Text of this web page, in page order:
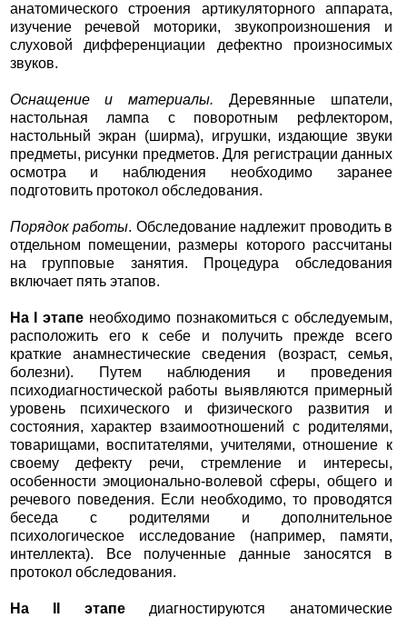
анатомического строения артикуляторного аппарата,
изучение речевой моторики, звукопроизношения и
слуховой дифференциации дефектно произносимых
звуков.
Оснащение и материалы. Деревянные шпатели,
настольная лампа с поворотным рефлектором,
настольный экран (ширма), игрушки, издающие звуки
предметы, рисунки предметов. Для регистрации данных
осмотра и наблюдения необходимо заранее
подготовить протокол обследования.
Порядок работы. Обследование надлежит проводить в
отдельном помещении, размеры которого рассчитаны
на групповые занятия. Процедура обследования
включает пять этапов.
На I этапе необходимо познакомиться с обследуемым,
расположить его к себе и получить прежде всего
краткие анамнестические сведения (возраст, семья,
болезни). Путем наблюдения и проведения
психодиагностической работы выявляются примерный
уровень психического и физического развития и
состояния, характер взаимоотношений с родителями,
товарищами, воспитателями, учителями, отношение к
своему дефекту речи, стремление и интересы,
особенности эмоционально-волевой сферы, общего и
речевого поведения. Если необходимо, то проводятся
беседа с родителями и дополнительное
психологическое исследование (например, памяти,
интеллекта). Все полученные данные заносятся в
протокол обследования.
На II этапедиагностируются анатомические